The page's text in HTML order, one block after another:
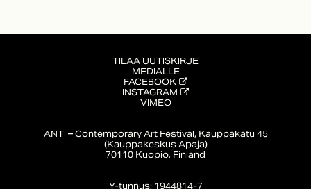
TILAA UUTISKIRJE
MEDIALLE
FACEBOOK
INSTAGRAM
VIMEO
ANTI – Contemporary Art Festival, Kauppakatu 45
(Kauppakeskus Apaja)
70110 Kuopio, Finland
Y-tunnus: 1944814-7